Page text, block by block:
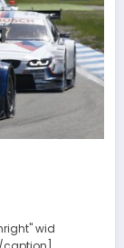
wid